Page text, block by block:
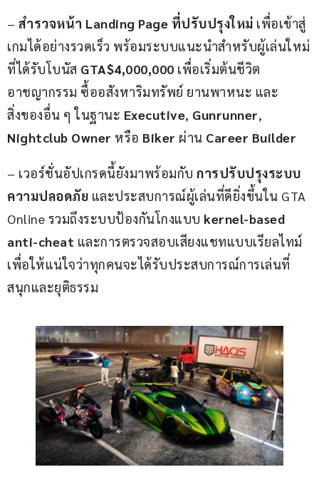
– สำรวจหน้า Landing Page ที่ปรับปรุงใหม่ เพื่อเข้าสู่
เกมได้อย่างรวดเร็ว พร้อมระบบแนะนำสำหรับผู้เล่นใหม่
ที่ได้รับโบนัส GTA$4,000,000 เพื่อเริ่มต้นชีวิต
อาชญากรรม ซื้ออสังหาริมทรัพย์ ยานพาหนะ และ
สิ่งของอื่น ๆ ในฐานะ Executive, Gunrunner,
Nightclub Owner หรือ Biker ผ่าน Career Builder
– เวอร์ชั่นอัปเกรดนี้ยังมาพร้อมกับ การปรับปรุงระบบ
ความปลอดภัย และประสบการณ์ผู้เล่นที่ดียิ่งขึ้นใน GTA
Online รวมถึงระบบป้องกันโกงแบบ kernel-based
anti-cheat และการตรวจสอบเสียงแชทแบบเรียลไทม์
เพื่อให้แน่ใจว่าทุกคนจะได้รับประสบการณ์การเล่นที่
สนุกและยุติธรรม